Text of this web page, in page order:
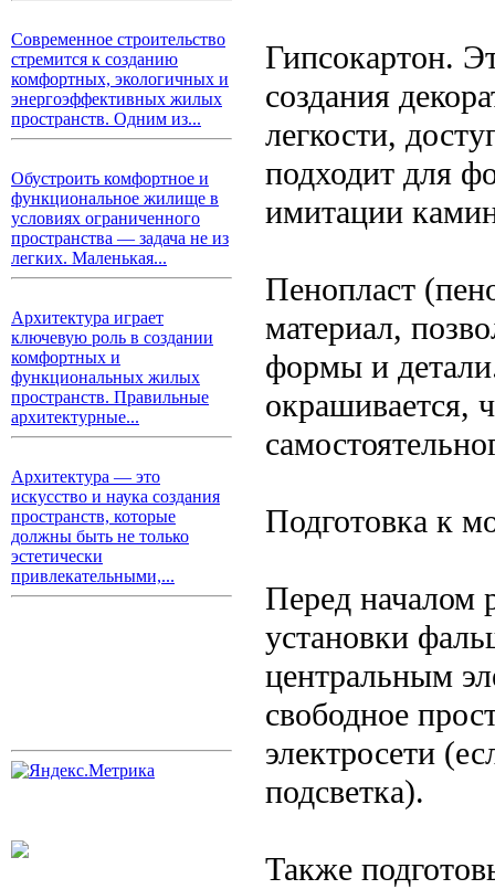
Современное строительство
стремится к созданию
комфортных, экологичных и
энергоэффективных жилых
пространств. Одним из...
Обустроить комфортное и
функциональное жилище в
условиях ограниченного
пространства — задача не из
легких. Маленькая...
Архитектура играет
ключевую роль в создании
комфортных и
функциональных жилых
пространств. Правильные
архитектурные...
Архитектура — это
искусство и наука создания
пространств, которые
должны быть не только
эстетически
привлекательными,...
Гипсокартон.
создания
легкости,
подходит для
имитации
Пенопласт
материал,
формы и
окрашивается,
Подготовка к
Перед началом
установки
центральным
свободное
электросети
подсветка).
Также